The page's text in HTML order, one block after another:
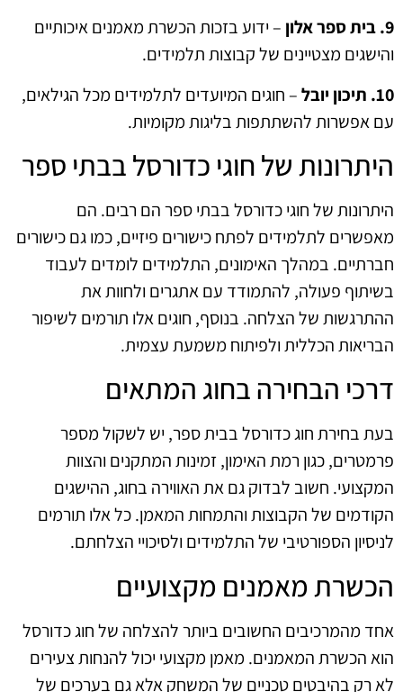
9. בית ספר אלון
– ידוע בזכות הכשרת מאמנים איכותיים
והישגים מצטיינים של קבוצות תלמידים.
10. תיכון יובל
– חוגים המיועדים לתלמידים מכל הגילאים,
עם אפשרות להשתתפות בליגות מקומיות.
היתרונות של חוגי כדורסל בבתי ספר
היתרונות של חוגי כדורסל בבתי ספר הם רבים. הם
מאפשרים לתלמידים לפתח כישורים פיזיים, כמו גם כישורים
חברתיים. במהלך האימונים, התלמידים לומדים לעבוד
בשיתוף פעולה, להתמודד עם אתגרים ולחוות את
ההתרגשות של הצלחה. בנוסף, חוגים אלו תורמים לשיפור
הבריאות הכללית ולפיתוח משמעת עצמית.
דרכי הבחירה בחוג המתאים
בעת בחירת חוג כדורסל בבית ספר, יש לשקול מספר
פרמטרים, כגון רמת האימון, זמינות המתקנים והצוות
המקצועי. חשוב לבדוק גם את האווירה בחוג, ההישגים
הקודמים של הקבוצות והתמחות המאמן. כל אלו תורמים
לניסיון הספורטיבי של התלמידים ולסיכויי הצלחתם.
הכשרת מאמנים מקצועיים
אחד מהמרכיבים החשובים ביותר להצלחה של חוג כדורסל
הוא הכשרת המאמנים. מאמן מקצועי יכול להנחות צעירים
לא רק בהיבטים טכניים של המשחק אלא גם בערכים של